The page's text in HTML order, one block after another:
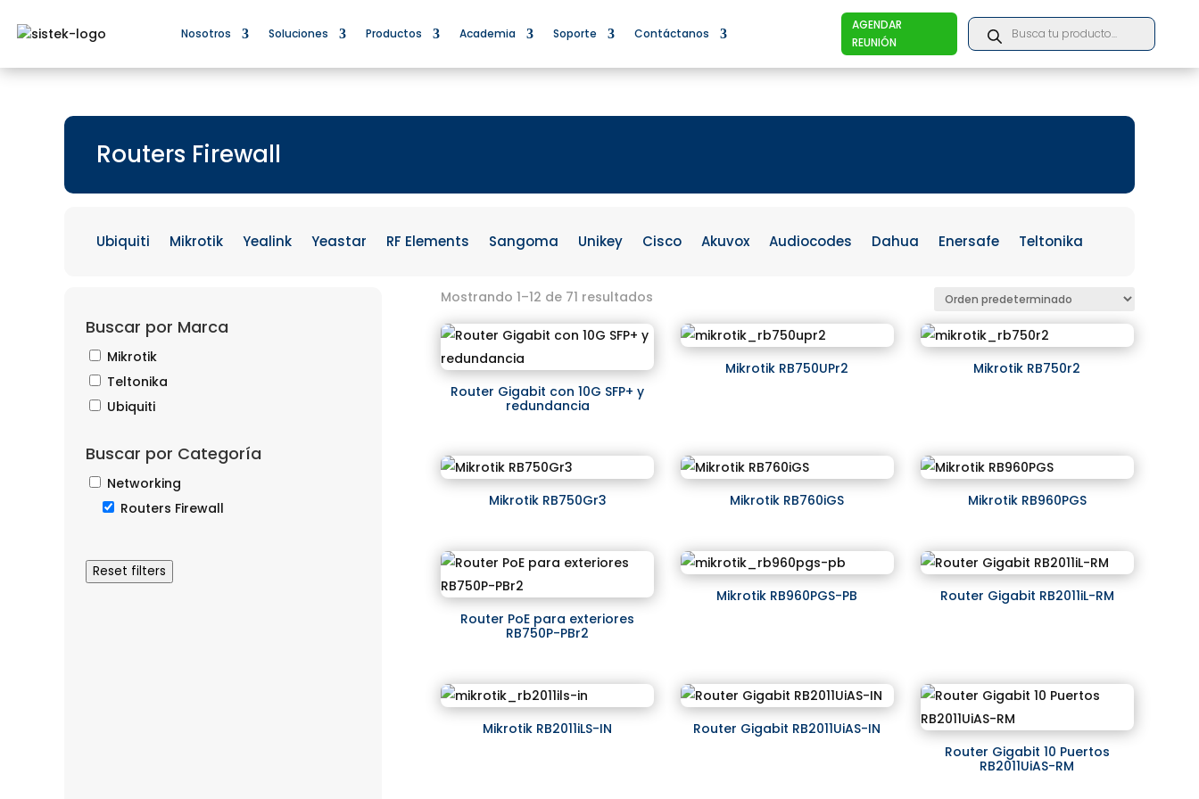
Nosotros Soluciones Productos Academia Soporte Contáctanos
AGENDAR
REUNIÓN
Products
search
Routers Firewall
Ubiquiti Mikrotik Yealink Yeastar RF Elements Sangoma Unikey Cisco Akuvox Audiocodes Dahua Enersafe Teltonika
Buscar por Marca
Mikrotik
Teltonika
Ubiquiti
Buscar por Categoría
Networking
Routers Firewall
Reset filters
Mostrando 1–12 de 71 resultados
Router Gigabit con 10G SFP+ y
redundancia
Mikrotik RB750UPr2 Mikrotik RB750r2
Mikrotik RB750Gr3 Mikrotik RB760iGS Mikrotik RB960PGS
Router PoE para exteriores
RB750P-PBr2
Mikrotik RB960PGS-PB Router Gigabit RB2011iL-RM
Mikrotik RB2011iLS-IN
Router Gigabit RB2011UiAS-IN
Router Gigabit 10 Puertos
RB2011UiAS-RM